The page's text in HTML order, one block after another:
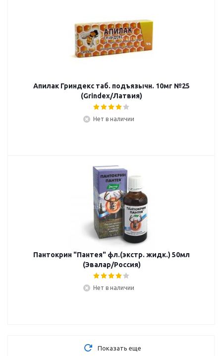
Апилак Гриндекс таб. подъязычн. 10мг №25
(Grindex/Латвия)
Нет в наличии
Пантокрин "Пантея" фл.(экстр. жидк.) 50мл
(Эвалар/Россия)
Нет в наличии
Показать еще